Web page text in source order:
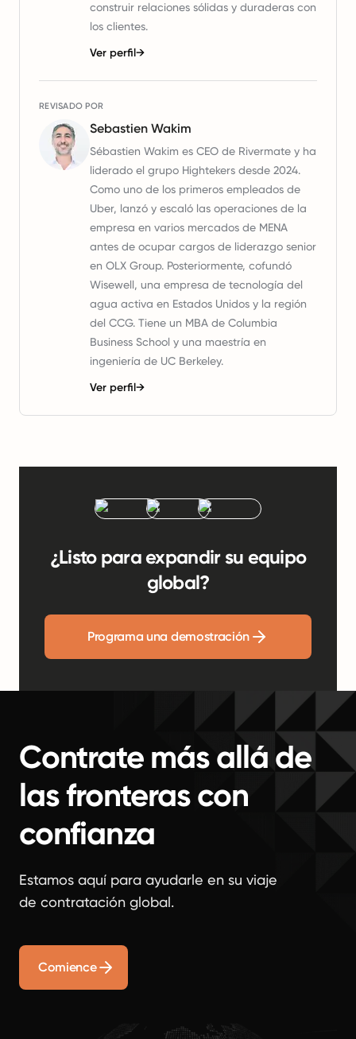
construir relaciones sólidas y duraderas con
los clientes.
Ver perfil→
REVISADO POR
Sebastien Wakim
Sébastien Wakim es CEO de Rivermate y ha
liderado el grupo Hightekers desde 2024.
Como uno de los primeros empleados de
Uber, lanzó y escaló las operaciones de la
empresa en varios mercados de MENA
antes de ocupar cargos de liderazgo senior
en OLX Group. Posteriormente, cofundó
Wisewell, una empresa de tecnología del
agua activa en Estados Unidos y la región
del CCG. Tiene un MBA de Columbia
Business School y una maestría en
ingeniería de UC Berkeley.
Ver perfil→
¿Listo para expandir su equipo
global?
Programa una demostración
Contrate más allá de
las fronteras con
confianza
Estamos aquí para ayudarle en su viaje
de contratación global.
Comience